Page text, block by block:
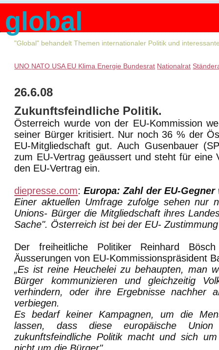
global
"Global" behandelt Themen internationaler Politik und
UNO NATO USA EU Klima Energie Bundesrat Nationalrat
26.6.08
Zukunftsfeindliche Politik.
Österreich wurde von der EU-Kommission
seiner Bürger kritisiert. Nur noch 36 % der
EU-Mitgliedschaft gut. Auch Gusenbauer
zum EU-Vertrag geäussert und steht für eine
den EU-Vertrag ein.
diepresse.com:Europa: Zahl der EU-Gegner
Einer aktuellen Umfrage zufolge sehen nur
Unions- Bürger die Mitgliedschaft ihres
Sache". Österreich ist bei der EU-
Der freiheitliche Politiker Reinhard
Äusserungen von EU-Kommissionspräsident
„Es ist reine Heuchelei zu behaupten, man
Bürger kommunizieren und gleichzeitig
verhindern, oder ihre Ergebnisse nachher
verbiegen.
Es bedarf keiner Kampagnen, um die
lassen, dass diese europäische
zukunftsfeindliche Politik macht und sich